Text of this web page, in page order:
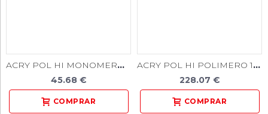
ACRY POL HI MONOMERO 500 ML
45.68 €
ACRY POL HI POLIMERO 1000 GR
228.07 €